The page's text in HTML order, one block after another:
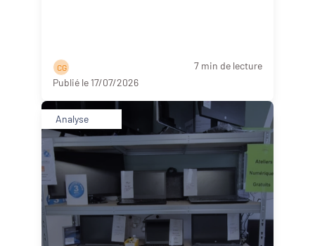
C G
7 min de lecture
Publié le 17/07/2026
Analyse